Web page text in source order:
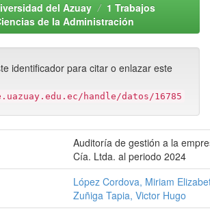
del Azuay
1 Trabajos
de la Administración
identificador para citar o enlazar este
handle/datos/16785
Auditoría de gestión a la
Cía. Ltda. al periodo 2024
López Cordova, Miriam
Zuñiga Tapia, Victor Hugo